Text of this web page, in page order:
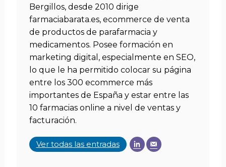
Bergillos, desde 2010 dirige
farmaciabarata.es, ecommerce de venta
de productos de parafarmacia y
medicamentos. Posee formación en
marketing digital, especialmente en SEO,
lo que le ha permitido colocar su página
entre los 300 ecommerce más
importantes de España y estar entre las
10 farmacias online a nivel de ventas y
facturación.
Ver todas las entradas